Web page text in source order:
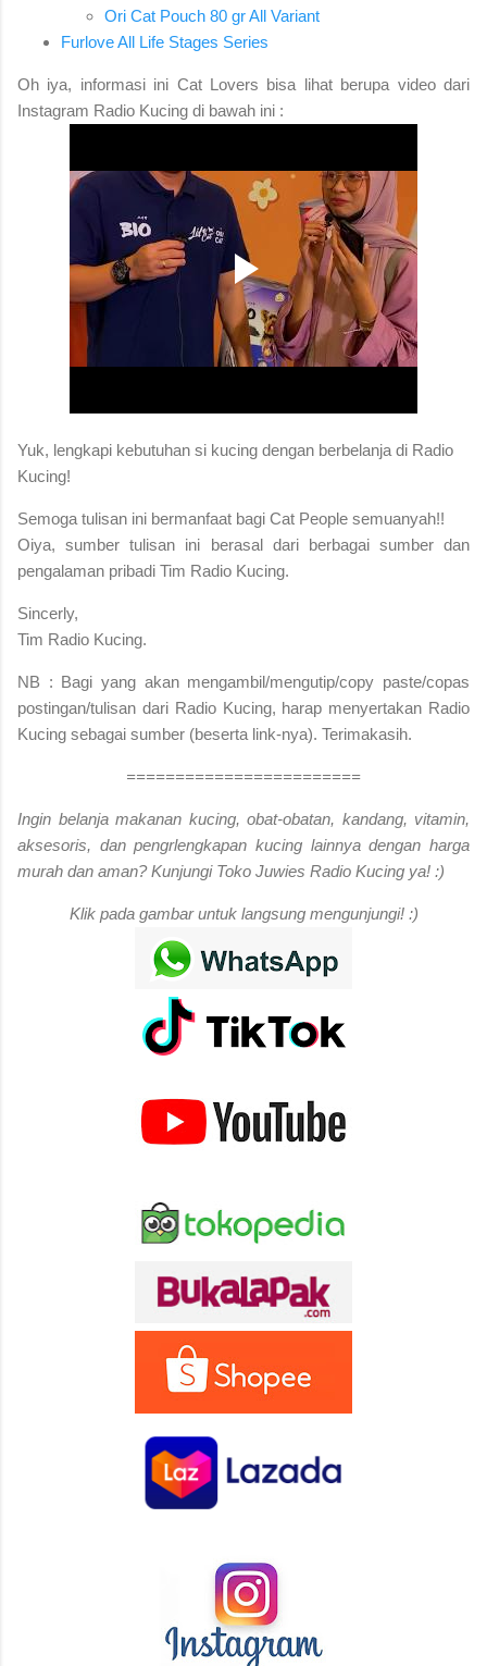
Ori Cat Pouch 80 gr All Variant
Furlove All Life Stages Series
Oh iya, informasi ini Cat Lovers bisa lihat berupa video dari
Instagram Radio Kucing di bawah ini :
Yuk, lengkapi kebutuhan si kucing dengan berbelanja di Radio
Kucing!
Semoga tulisan ini bermanfaat bagi Cat People semuanyah!!
Oiya, sumber tulisan ini berasal dari berbagai sumber dan
pengalaman pribadi Tim Radio Kucing.
Sincerly,
Tim Radio Kucing.
NB : Bagi yang akan mengambil/mengutip/copy paste/copas
postingan/tulisan dari Radio Kucing, harap menyertakan Radio
Kucing sebagai sumber (beserta link-nya). Terimakasih.
========================
Ingin belanja makanan kucing, obat-obatan, kandang, vitamin,
aksesoris, dan pengrlengkapan kucing lainnya dengan harga
murah dan aman? Kunjungi Toko Juwies Radio Kucing ya! :)
Klik pada gambar untuk langsung mengunjungi! :)